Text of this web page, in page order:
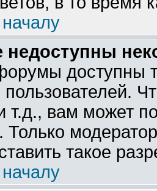
недоступны
доступны
т.д., вам может
Только
такое